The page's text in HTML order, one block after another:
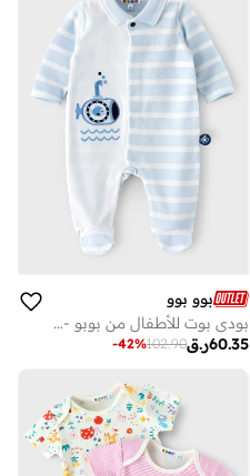
بوو بوو
بودي بوت للأطفال من بوبو - 100٪ قطن
ر.ق60.35
102.90
-42%